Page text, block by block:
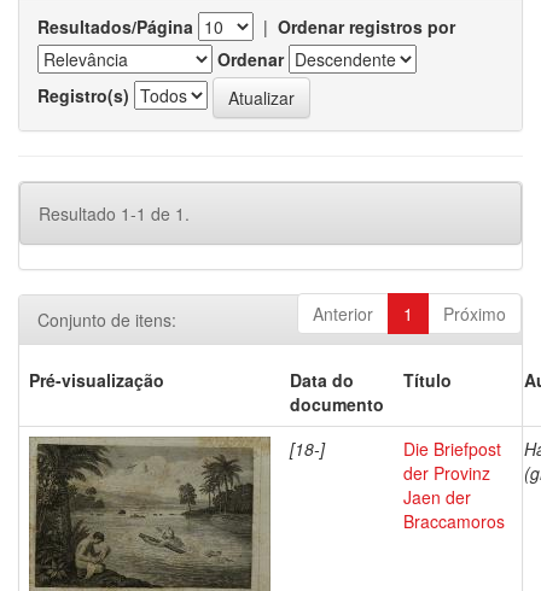
Resultados/Página | Ordenar registros por
Ordenar
Registro(s)
Resultado 1-1 de 1.
Anterior 1 Próximo
Conjunto de itens:
Pré-visualização
Data do
documento
Título
[18-]
Die Briefpost
der Provinz
Jaen der
Braccamoros